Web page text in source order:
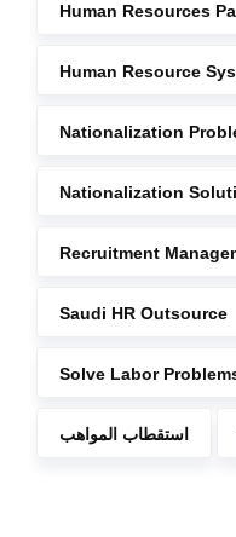
Human Resources
Human Resource
Nationalization
Nationalization
Recruitment
Saudi HR Outsource
Solve Labor
استقطاب المواهب